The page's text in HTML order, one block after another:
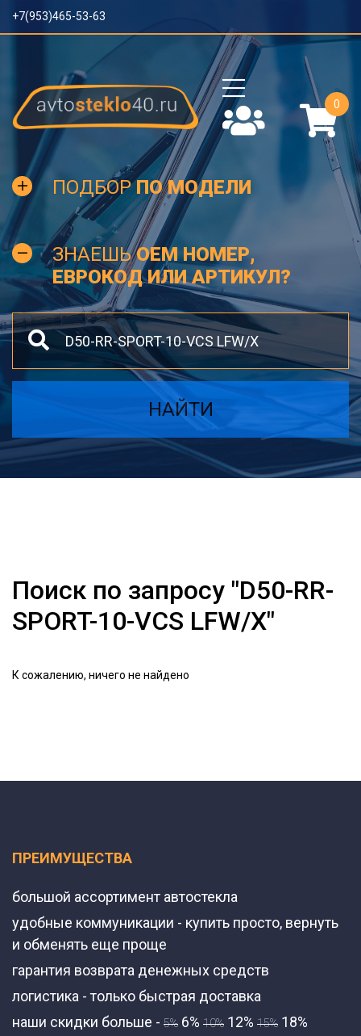
+7(953)465-53-63
0
ПОДБОРПО МОДЕЛИ
ЗНАЕШЬOEM НОМЕР,
ЕВРОКОД ИЛИ АРТИКУЛ?
НАЙТИ
Поиск по запросу "D50-RR-
SPORT-10-VCS LFW/X"
К сожалению, ничего не найдено
ПРЕИМУЩЕСТВА
большой ассортимент автостекла
удобные коммуникации - купить просто, вернуть
и обменять еще проще
гарантия возврата денежных средств
логистика - только быстрая доставка
наши скидки больше - 5% 6% 10% 12% 15% 18%